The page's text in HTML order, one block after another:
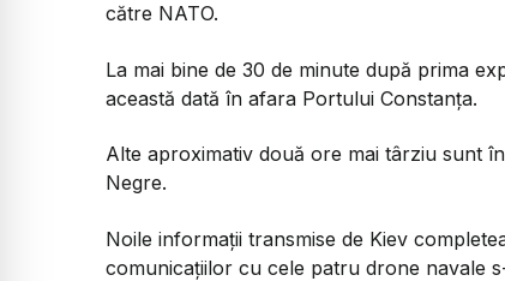
către NATO.
La mai bine de 30 de minute după prima
această dată în afara Portului Constanța.
Alte aproximativ două ore mai târziu sunt
Negre.
Noile informații transmise de Kiev
comunicațiilor cu cele patru drone navale